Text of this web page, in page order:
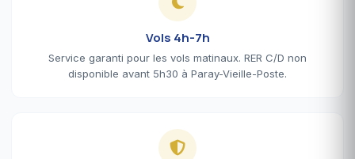
Vols 4h-7h
Service garanti pour les vols matinaux. RER C/D non
disponible avant 5h30 à Paray-Vieille-Poste.